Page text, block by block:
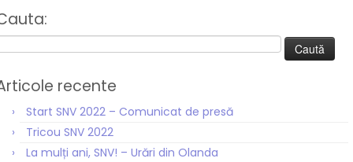
recente
Start SNV 2022 – Comunicat de presă
Tricou SNV 2022
La mulți ani, SNV! – Urări din Olanda